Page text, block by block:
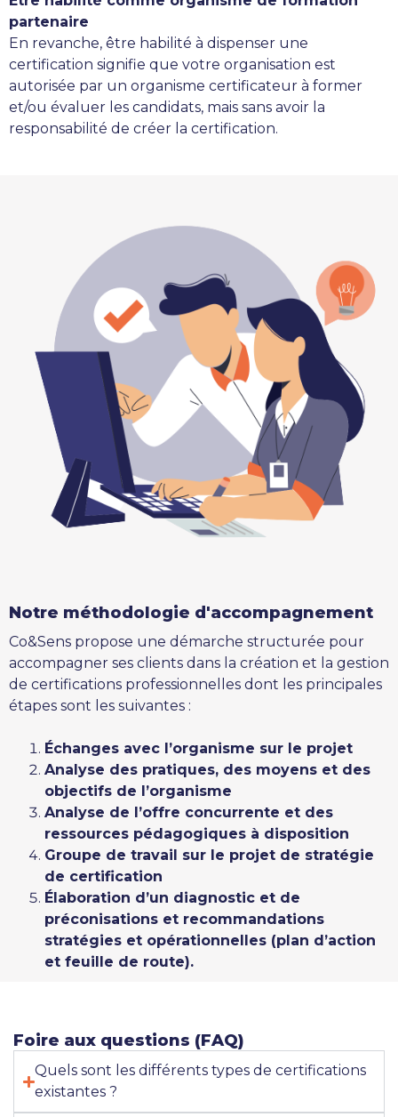
partenaire
En revanche, être habilité à dispenser une
certification signifie que votre organisation est
autorisée par un organisme certificateur à former
et/ou évaluer les candidats, mais sans avoir la
responsabilité de créer la certification.
Notre méthodologie d'accompagnement
Co&Sens propose une démarche structurée pour
accompagner ses clients dans la création et la gestion
de certifications professionnelles dont les principales
étapes sont les suivantes :
Échanges avec l’organisme sur le projet
Analyse des pratiques, des moyens et des
objectifs de l’organisme
Analyse de l’offre concurrente et des
ressources pédagogiques à disposition
Groupe de travail sur le projet de stratégie
de certification
Élaboration d’un diagnostic et de
préconisations et recommandations
stratégies et opérationnelles (plan d’action
et feuille de route).
Foire aux questions (FAQ)
Quels sont les différents types de certifications
existantes ?